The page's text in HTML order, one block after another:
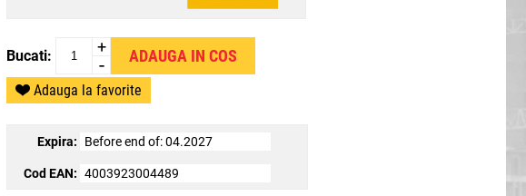
Bucati: +
-
Adauga la favorite
Expira: Before end of: 04.2027
Cod EAN: 4003923004489